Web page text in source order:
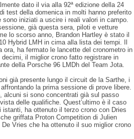
dato il via alla 92ª edizione della 24
test della domenica in molti hanno preferito
sono iniziati a uscire i reali valori in campo.
già questa sera, piloti e vetture
lo scorso anno, Brandon Hartley è stato il
Hybrid LMH in cima alla lista dei tempi. Il
ora, ha fermato le lancette del cronometro in
decimi, il miglior crono fatto registrare in
della Porsche 96 LMDh del Team Jota.
già presente lungo il circuit de la Sarthe, i
la prima sessione di prove libere.
alcuni si sono concentrati già sul passo
delle qualifiche. Quest’ultimo è il caso
ha ottenuto il terzo crono con Dries
griffata Proton Competition di Julien
Vries che ha ottenuto il suo miglior crono